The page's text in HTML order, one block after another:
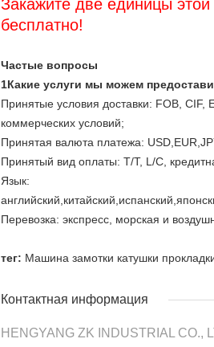
Закажите две единицы
бесплатно!
Частые вопросы
1Какие услуги мы можем
Принятые условия доставки: FOB,
коммерческих условий;
Принятая валюта платежа:
Принятый вид оплаты: T/T, L/C,
Язык:
Перевозка: экспресс, морская и
тег: Машина замотки катушки
Контактная информация
HENGYANG ZK INDUSTRIAL CO.,